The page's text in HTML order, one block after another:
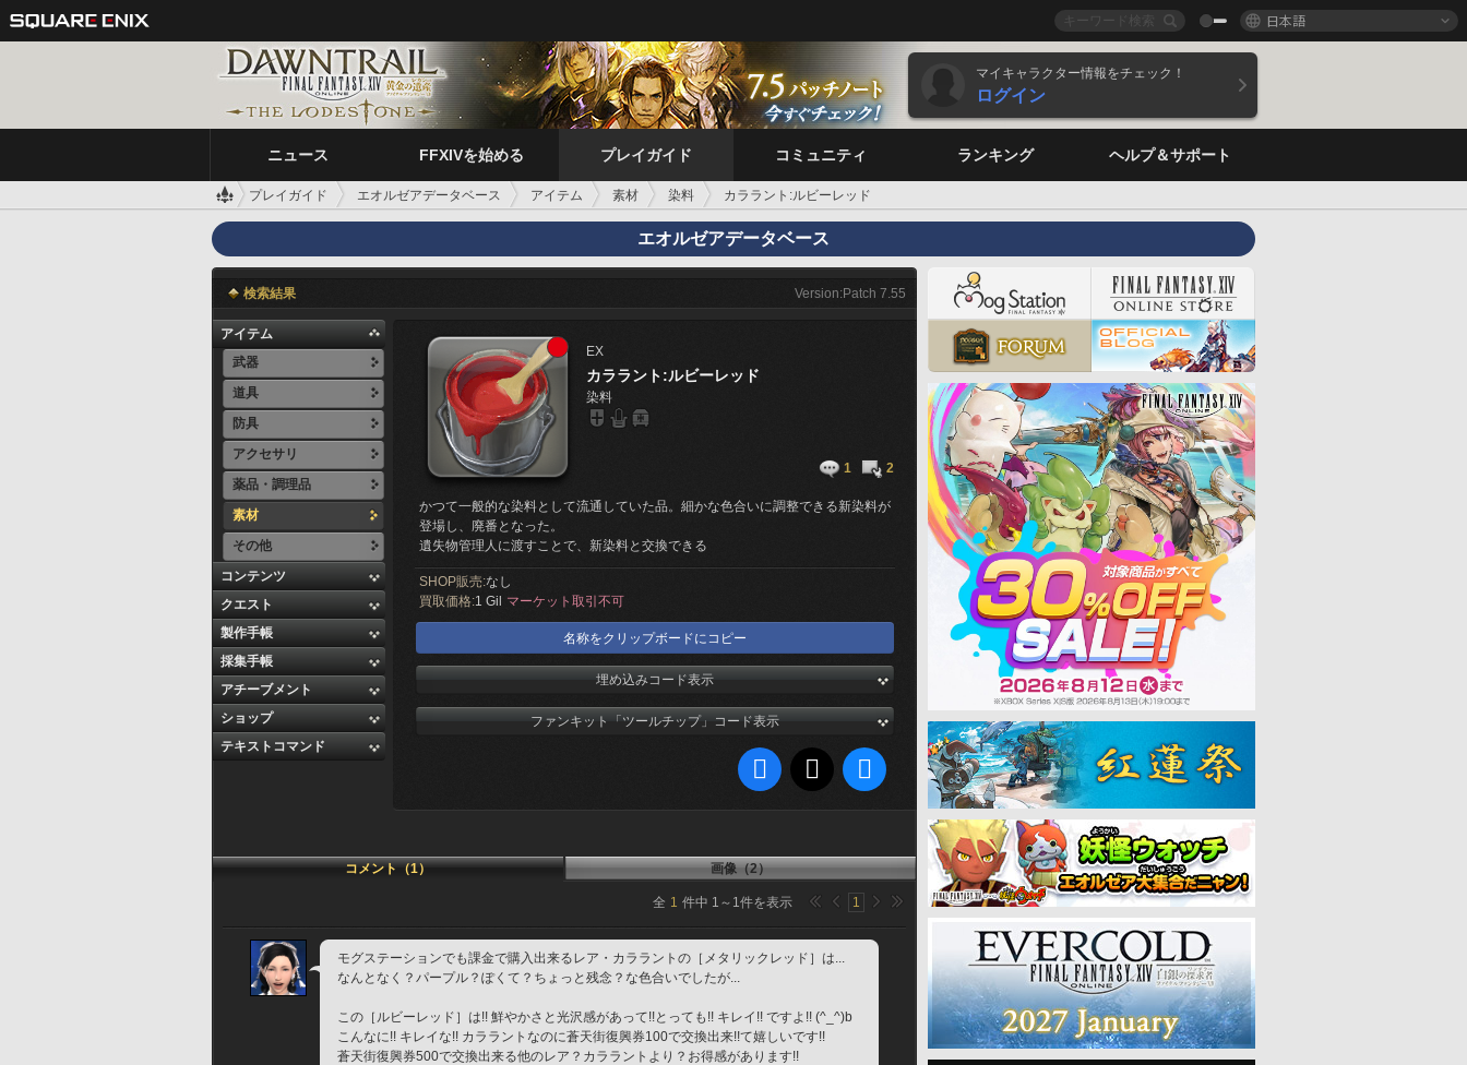
日本語
マイキャラクター情報をチェック！
ログイン
ニュース FFXIVを始める プレイガイド コミュニティ ランキング ヘルプ＆サポート
プレイガイド エオルゼアデータベース アイテム 素材 染料 カララント:ルビーレッド
エオルゼアデータベース
検索結果 Version:Patch 7.55
アイテム
武器
道具
防具
アクセサリ
薬品・調理品
素材
その他
コンテンツ
クエスト
製作手帳
採集手帳
アチーブメント
ショップ
テキストコマンド
EX
カララント:ルビーレッド
染料
1 2
かつて一般的な染料として流通していた品。細かな色合いに調整できる新染料が
登場し、廃番となった。
遺失物管理人に渡すことで、新染料と交換できる
SHOP販売:なし
買取価格:1 Gil マーケット取引不可
名称をクリップボードにコピー
埋め込みコード表示
ファンキット「ツールチップ」コード表示
コメント（1） 画像（2）
全 1 件中 1 ～ 1件を表示 1
モグステーションでも課金で購入出来るレア・カララントの［メタリックレッド］は...
なんとなく？パープル？ぽくて？ちょっと残念？な色合いでしたが...
この［ルビーレッド］は!! 鮮やかさと光沢感があって!!とっても!! キレイ!! ですよ!! (^_^)b
こんなに!! キレイな!! カララントなのに蒼天街復興券100で交換出来!!て嬉しいです!!
蒼天街復興券500で交換出来る他のレア？カララントより？お得感があります!!